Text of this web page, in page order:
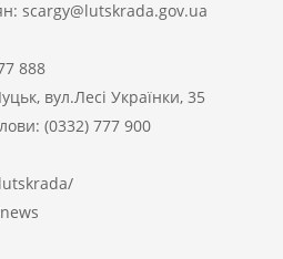
scargy@lutskrada.gov.ua
888
вул.Лесі Українки, 35
(0332) 777 900